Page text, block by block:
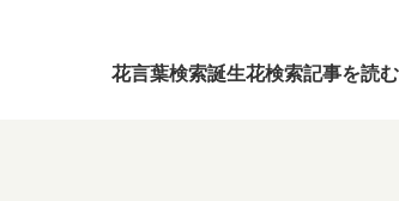
花言葉検索誕生花検索記事を読む